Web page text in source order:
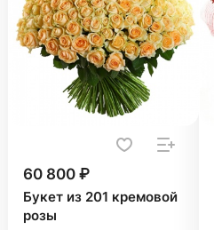
60 800 ₽
Букет из 201 кремовой
розы